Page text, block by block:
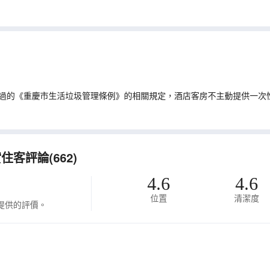
的《重慶市生活垃圾管理條例》的相關規定，酒店客房不主動提供一
客評論(662)
的評價。
4.6
位置
4.6
清潔度